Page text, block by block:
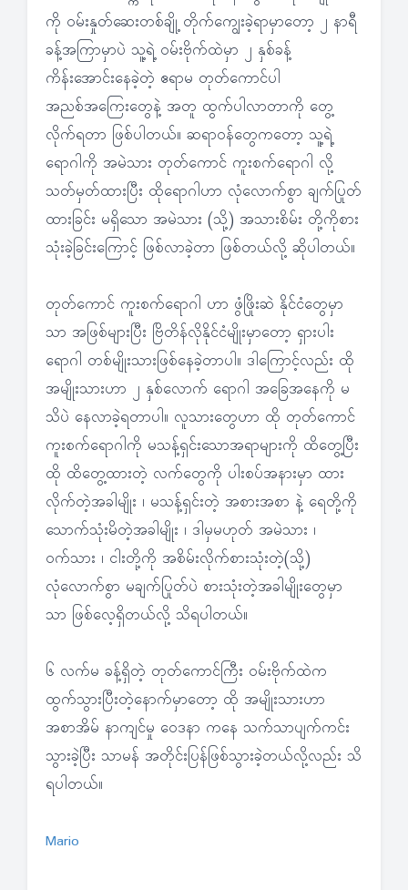
ကို ဝမ်းနှုတ်ဆေးတစ်ချို့ တိုက်ကျွေးခဲ့ရာမှာတော့ ၂ နာရီ
ခန့်အကြာမှာပဲ သူ့ရဲ့ ဝမ်းဗိုက်ထဲမှာ ၂ နှစ်ခန့်
ကိန်းအောင်းနေခဲ့တဲ့ ဧရာမ တုတ်ကောင်ပါ
အညစ်အကြေးတွေနဲ့ အတူ ထွက်ပါလာတာကို တွေ့
လိုက်ရတာ ဖြစ်ပါတယ်။ ဆရာဝန်တွေကတော့ သူ့ရဲ့
ရောဂါကို အမဲသား တုတ်ကောင် ကူးစက်ရောဂါ လို့
သတ်မှတ်ထားပြီး ထိုရောဂါဟာ လုံလောက်စွာ ချက်ပြုတ်
ထားခြင်း မရှိသော အမဲသား (သို့) အသားစိမ်း တို့ကိုစား
သုံးခဲ့ခြင်းကြောင့် ဖြစ်လာခဲ့တာ ဖြစ်တယ်လို့ ဆိုပါတယ်။
တုတ်ကောင် ကူးစက်ရောဂါ ဟာ ဖွံဖြိုးဆဲ နိုင်ငံတွေမှာ
သာ အဖြစ်များပြီး ဗြိတိန်လိုနိုင်ငံမျိုးမှာတော့ ရှားပါး
ရောဂါ တစ်မျိုးသားဖြစ်နေခဲ့တာပါ။ ဒါကြောင့်လည်း ထို
အမျိုးသားဟာ ၂ နှစ်လောက် ရောဂါ အခြေအနေကို မ
သိပဲ နေလာခဲ့ရတာပါ။ လူသားတွေဟာ ထို တုတ်ကောင်
ကူးစက်ရောဂါကို မသန့်ရှင်းသောအရာများကို ထိတွေ့ပြီး
ထို ထိတွေ့ထားတဲ့ လက်တွေကို ပါးစပ်အနားမှာ ထား
လိုက်တဲ့အခါမျိုး ၊ မသန့်ရှင်းတဲ့ အစားအစာ နဲ့ ရေတို့ကို
သောက်သုံးမိတဲ့အခါမျိုး ၊ ဒါမှမဟုတ် အမဲသား ၊
ဝက်သား ၊ ငါးတို့ကို အစိမ်းလိုက်စားသုံးတဲ့(သို့)
လုံလောက်စွာ မချက်ပြုတ်ပဲ စားသုံးတဲ့အခါမျိုးတွေမှာ
သာ ဖြစ်လေ့ရှိတယ်လို့ သိရပါတယ်။
၆ လက်မ ခန့်ရှိတဲ့ တုတ်ကောင်ကြီး ဝမ်းဗိုက်ထဲက
ထွက်သွားပြီးတဲ့နောက်မှာတော့ ထို အမျိုးသားဟာ
အစာအိမ် နာကျင်မှု ဝေဒနာ ကနေ သက်သာပျက်ကင်း
သွားခဲ့ပြီး သာမန် အတိုင်းပြန်ဖြစ်သွားခဲ့တယ်လို့လည်း သိ
ရပါတယ်။
Mario